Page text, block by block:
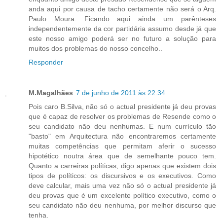
anda aqui por causa de tacho certamente não será o Arq.
Paulo Moura. Ficando aqui ainda um parênteses
independentemente da cor partidária assumo desde já que
este nosso amigo poderá ser no futuro a solução para
muitos dos problemas do nosso concelho..
Responder
M.Magalhães 7 de junho de 2011 às 22:34
Pois caro B.Silva, não só o actual presidente já deu provas
que é capaz de resolver os problemas de Resende como o
seu candidato não deu nenhumas. E num currículo tão
"basto" em Arquitectura não encontraremos certamente
muitas competências que permitam aferir o sucesso
hipotético noutra área que de semelhante pouco tem.
Quanto a carreiras políticas, digo apenas que existem dois
tipos de políticos: os discursivos e os executivos. Como
deve calcular, mais uma vez não só o actual presidente já
deu provas que é um excelente político executivo, como o
seu candidato não deu nenhuma, por melhor discurso que
tenha.